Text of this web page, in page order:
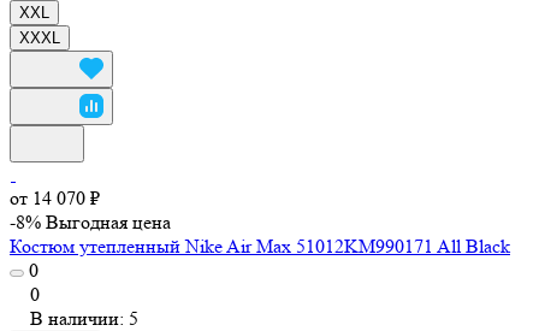
XXL
XXXL
от 14 070 ₽
-8% Выгодная цена
Костюм утепленный Nike Air Max 51012KM990171 All Black
0
0
В наличии: 5